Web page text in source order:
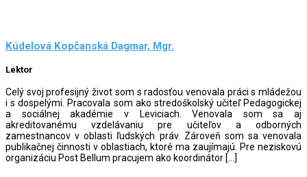
Kúdelová Kopčanská Dagmar, Mgr.
Lektor
Celý svoj profesijný život som s radosťou venovala práci s mládežou
i s dospelými. Pracovala som ako stredoškolský učiteľ Pedagogickej
a sociálnej akadémie v Leviciach. Venovala som sa aj
akreditovanému vzdelávaniu pre učiteľov a odborných
zamestnancov v oblasti ľudských práv. Zároveň som sa venovala
publikačnej činnosti v oblastiach, ktoré ma zaujímajú. Pre neziskovú
organizáciu Post Bellum pracujem ako koordinátor […]